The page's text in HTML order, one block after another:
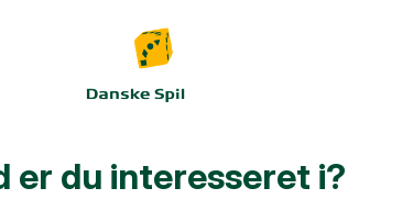
er du interesseret i?